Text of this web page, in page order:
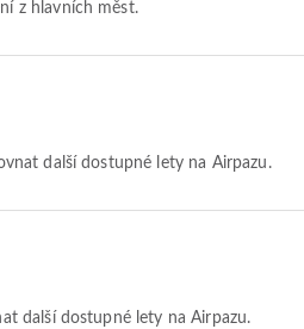
z hlavních měst.
další dostupné lety na Airpazu.
další dostupné lety na Airpazu.